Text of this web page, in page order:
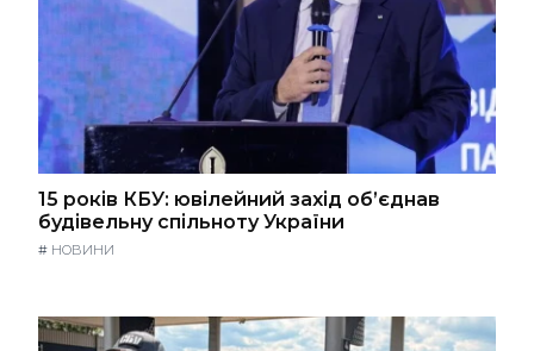
15 років КБУ: ювілейний захід об’єднав
будівельну спільноту України
# НОВИНИ